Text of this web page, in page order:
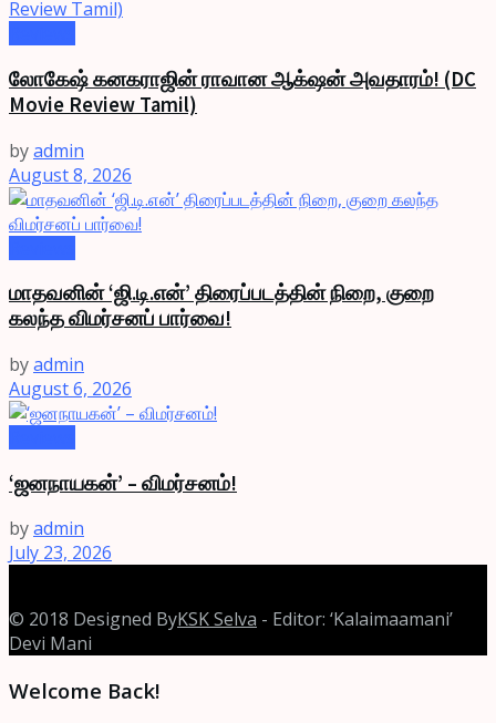
லோகேஷ் கனகராஜின் ராவான ஆக்‌ஷன் அவதாரம்! (DC
Movie Review Tamil)
byadmin
August 8, 2026
மாதவனின் ‘ஜி.டி.என்’ திரைப்படத்தின் நிறை, குறை
கலந்த விமர்சனப் பார்வை!
byadmin
August 6, 2026
‘ஜனநாயகன்’ – விமர்சனம்!
byadmin
July 23, 2026
© 2018 Designed ByKSK Selva - Editor: ‘Kalaimaamani’
Devi Mani
Welcome Back!